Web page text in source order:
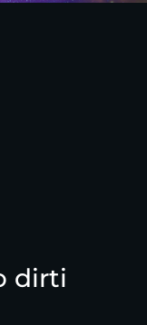
dirti